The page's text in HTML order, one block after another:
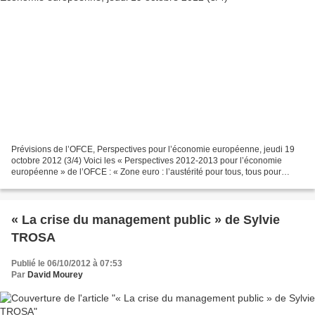
Prévisions de l’OFCE, Perspectives pour l’économie européenne, jeudi 19
octobre 2012 (3/4) Voici les « Perspectives 2012-2013 pour l’économie
européenne » de l’OFCE : « Zone euro : l’austérité pour tous, tous pour
« La crise du management public » de Sylvie
TROSA
Publié le 06/10/2012 à 07:53
Par David Mourey